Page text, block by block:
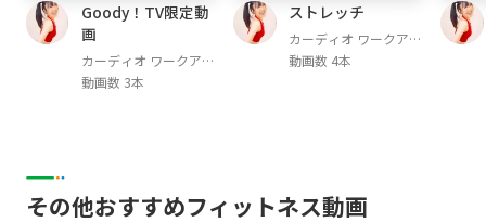
Goody！TV限定動
画
カーディオ ワークアウ
ト / Cardio Workout
動画数 3本
ストレッチ
カーディオ ワークアウ
ト / Cardio Workout
動画数 4本
その他おすすめフィットネス動画